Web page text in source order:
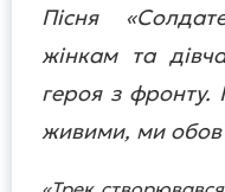
Пісня
жінкам та
героя з фронту.
живими, ми